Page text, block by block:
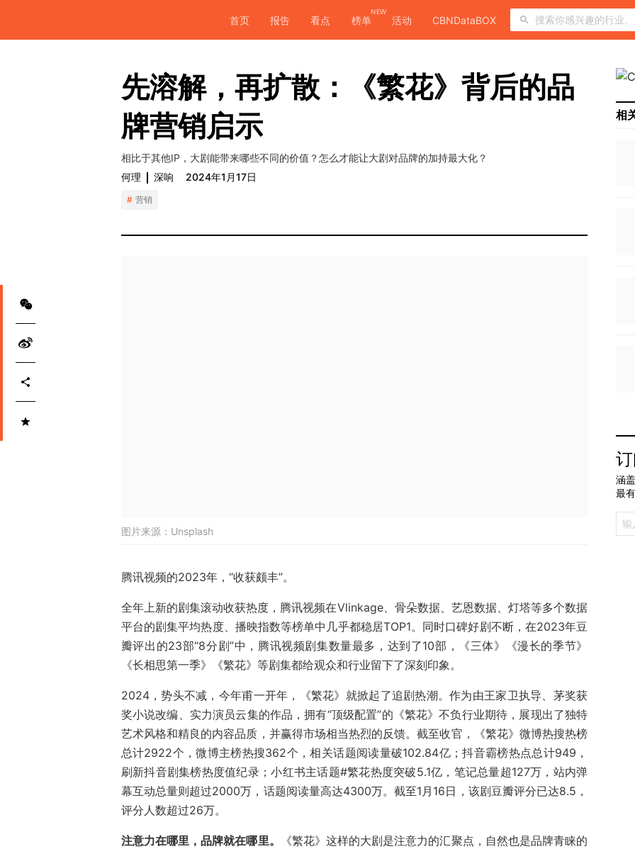
首页 报告 看点 榜单
NEW
活动 CBNDataBOX
先溶解，再扩散：《繁花》背后的品
牌营销启示
相比于其他IP，大剧能带来哪些不同的价值？怎么才能让大剧对品牌的加持最大化？
何理
深响 2024年1月17日
营销
图片来源： Unsplash
腾讯视频的2023年，“收获颇丰”。
全年上新的剧集滚动收获热度，腾讯视频在Vlinkage、骨朵数据、艺恩数据、灯塔等多个数据
平台的剧集平均热度、播映指数等榜单中几乎都稳居TOP1。同时口碑好剧不断，在2023年豆
瓣评出的23部“8分剧”中，腾讯视频剧集数量最多，达到了10部，《三体》《漫长的季节》
《长相思第一季》《繁花》等剧集都给观众和行业留下了深刻印象。
2024，势头不减，今年甫一开年，《繁花》就掀起了追剧热潮。作为由王家卫执导、茅奖获
奖小说改编、实力演员云集的作品，拥有“顶级配置”的《繁花》不负行业期待，展现出了独特
艺术风格和精良的内容品质，并赢得市场相当热烈的反馈。截至收官，《繁花》微博热搜热榜
总计2922个，微博主榜热搜362个，相关话题阅读量破102.84亿；抖音霸榜热点总计949，
刷新抖音剧集榜热度值纪录；小红书主话题#繁花热度突破5.1亿，笔记总量超127万，站内弹
幕互动总量则超过2000万，话题阅读量高达4300万。截至1月16日，该剧豆瓣评分已达8.5，
评分人数超过26万。
注意力在哪里，品牌就在哪里。
《繁花》这样的大剧是注意力的汇聚点，自然也是品牌青睐的
相
涵
最